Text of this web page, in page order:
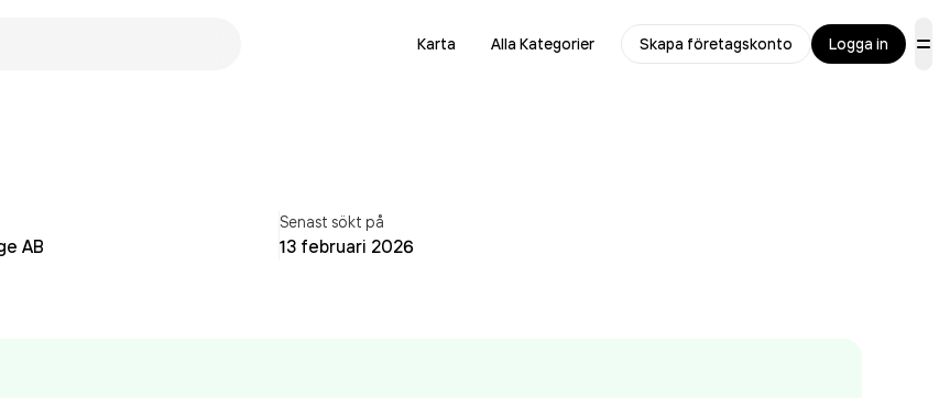
Karta Alla Kategorier Skapa företagskonto Logga in
AB
Senast sökt på
13 februari 2026